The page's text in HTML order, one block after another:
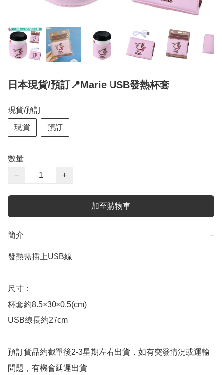
日本現貨/預訂📍Marie USB發熱杯套
現貨/預訂
現貨 預訂
數量
−
+
加至購物車
簡介 −
發熱需插上USB線
尺寸：
杯套約8.5×30×0.5(cm)
USB線長約27cm
預訂貨品約截單後2-3星期左右出貨，如有突發情況或運輸
問題，有機會延遲出貨